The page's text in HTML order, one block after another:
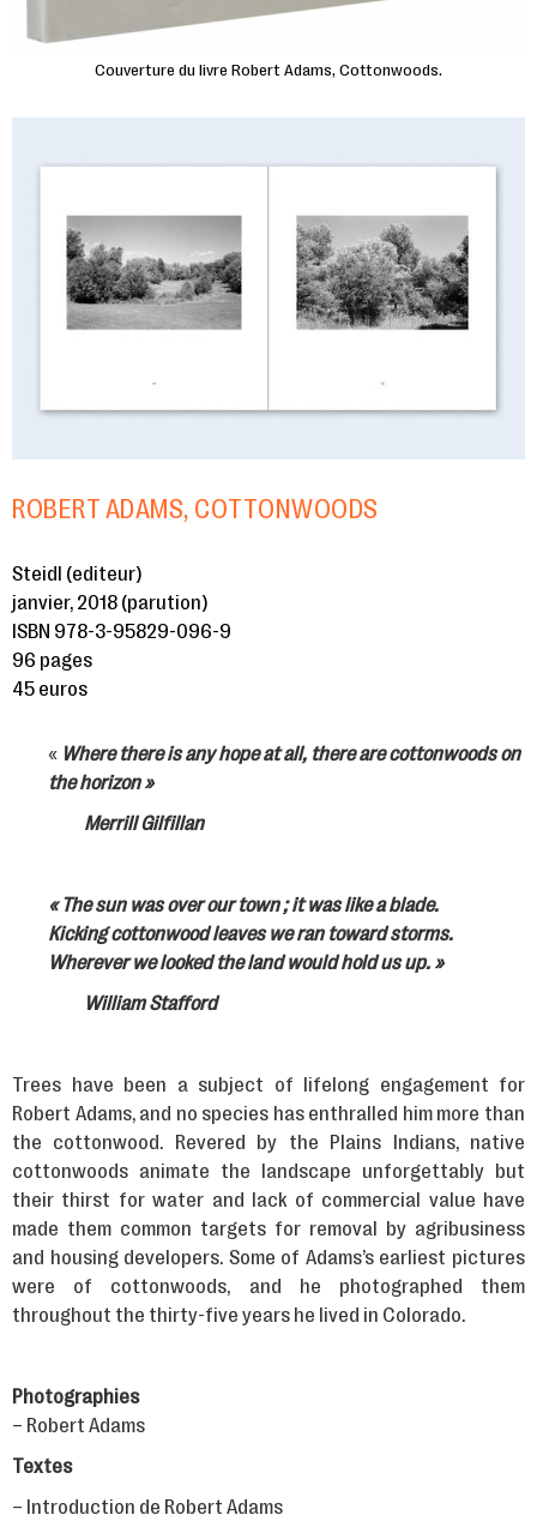
Couverture du livre Robert Adams, Cottonwoods.
ROBERT ADAMS, COTTONWOODS
Steidl (editeur)
janvier, 2018 (parution)
ISBN 978-3-95829-096-9
96 pages
45 euros
« Where there is any hope at all, there are cottonwoods on
the horizon »
Merrill Gilfillan
« The sun was over our town ; it was like a blade.
Kicking cottonwood leaves we ran toward storms.
Wherever we looked the land would hold us up. »
William Stafford
Trees have been a subject of lifelong engagement for
Robert Adams, and no species has enthralled him more than
the cottonwood. Revered by the Plains Indians, native
cottonwoods animate the landscape unforgettably but
their thirst for water and lack of commercial value have
made them common targets for removal by agribusiness
and housing developers. Some of Adams’s earliest pictures
were of cottonwoods, and he photographed them
throughout the thirty-five years he lived in Colorado.
Photographies
– Robert Adams
Textes
– Introduction de Robert Adams